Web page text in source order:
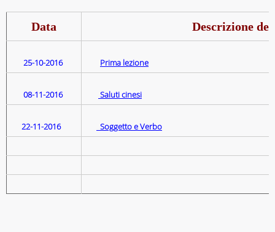
Data Descrizione
25-10-2016 Prima lezione
08-11-2016 Saluti cinesi
22-11-2016 Soggetto e Verbo